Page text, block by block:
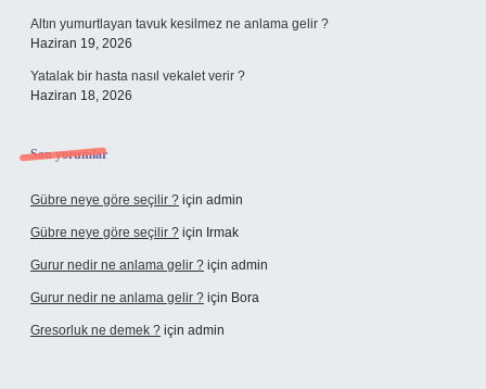
Altın yumurtlayan tavuk kesilmez ne anlama gelir ?
Haziran 19, 2026
Yatalak bir hasta nasıl vekalet verir ?
Haziran 18, 2026
Son yorumlar
Gübre neye göre seçilir ? için admin
Gübre neye göre seçilir ? için Irmak
Gurur nedir ne anlama gelir ? için admin
Gurur nedir ne anlama gelir ? için Bora
Gresorluk ne demek ? için admin